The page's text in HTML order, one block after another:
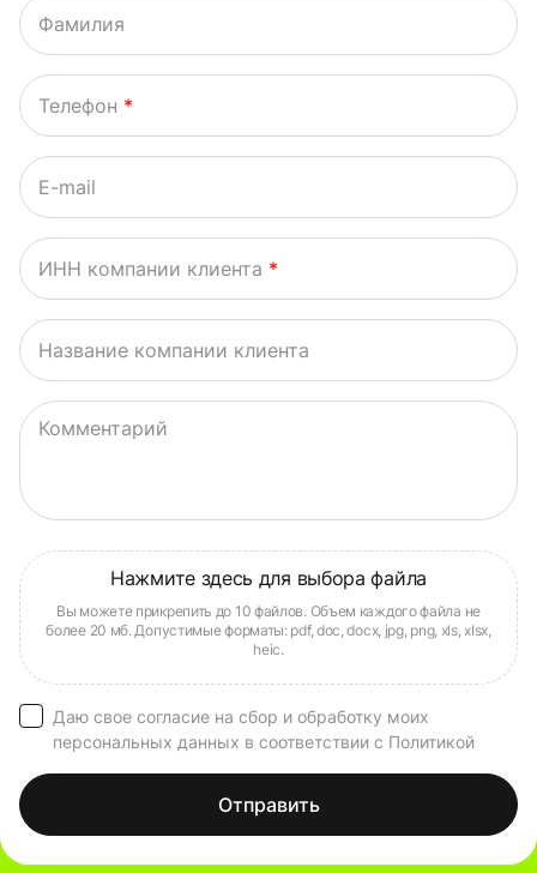
Фамилия
Телефон *
E-mail
ИНН компании клиента *
Название компании клиента
Комментарий
Даю свое согласие на сбор и обработку моих
персональных данных в соответствии с Политикой
Отправить